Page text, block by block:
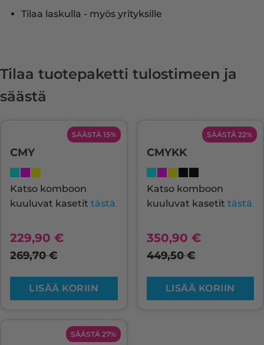
Tilaa laskulla - myös yrityksille
Tilaa tuotepaketti tulostimeen ja
säästä
SÄÄSTÄ 15%
CMY
Katso komboon
kuuluvat kasetit tästä
229,90 €
269,70€
LISÄÄ KORIIN
SÄÄSTÄ 22%
CMYKK
Katso komboon
kuuluvat kasetit tästä
350,90 €
449,50€
LISÄÄ KORIIN
SÄÄSTÄ 27%